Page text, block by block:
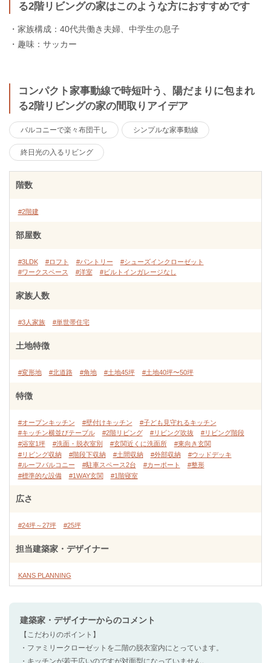
る2階リビングの家はこのような方におすすめです
・家族構成：40代共働き夫婦、中学生の息子
・趣味：サッカー
コンパクト家事動線で時短叶う、陽だまりに包まれ
る2階リビングの家の間取りアイデア
バルコニーで楽々布団干し シンプルな家事動線
終日光の入るリビング
階数
#2階建
部屋数
#3LDK #ロフト #パントリー
#シューズインクローゼット
#ワークスペース
#洋室 #ビルトインガレージなし
家族人数
#3人家族 #単世帯住宅
土地特徴
#変形地 #北道路 #角地 #土地45坪 #土地40坪〜50坪
特徴
#オープンキッチン #壁付けキッチン
#子ども見守れるキッチン
#キッチン横並びテーブル
#2階リビング #リビング吹抜
#リビング階段
#浴室1坪
#洗面・脱衣室別 #玄関近くに洗面所
#東向き玄関
#リビング収納
#階段下収納 #土間収納 #外部収納
#ウッドデッキ
#ルーフバルコニー
#駐車スペース2台 #カーポート
#整形
#標準的な設備
#1WAY玄関 #1階寝室
広さ
#24坪～27坪 #25坪
担当建築家・デザイナー
KANS PLANNING
建築家・デザイナーからのコメント
【こだわりのポイント】
・ファミリークローゼットを二階の脱衣室内にとっています。